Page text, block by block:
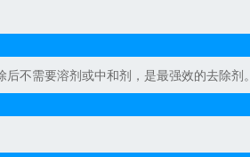
不需要溶剂或中和剂，是最强效的去除剂。